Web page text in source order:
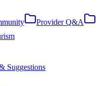
Provider Q&A
Suggestions